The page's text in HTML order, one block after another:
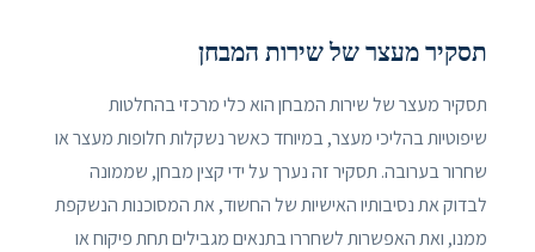
תסקיר מעצר של שירות המבחן
תסקיר מעצר של שירות המבחן הוא כלי מרכזי בהחלטות
שיפוטיות בהליכי מעצר, במיוחד כאשר נשקלות חלופות מעצר או
שחרור בערובה. תסקיר זה נערך על ידי קצין מבחן, שממונה
לבדוק את נסיבותיו האישיות של החשוד, את המסוכנות הנשקפת
ממנו, ואת האפשרות לשחררו בתנאים מגבילים תחת פיקוח או